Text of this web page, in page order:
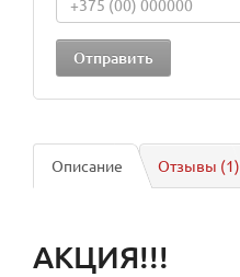
Описание Отзывы (1)
АКЦИЯ!!!